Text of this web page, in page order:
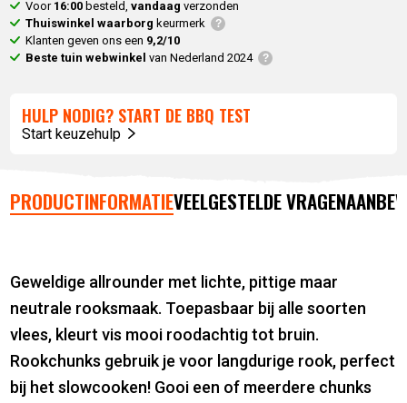
Voor 16:00 besteld,vandaag verzonden
Thuiswinkel waarborg keurmerk
Klanten geven ons een 9,2/10
Beste tuin webwinkel van Nederland 2024
HULP NODIG? START DE BBQ TEST
Start keuzehulp
PRODUCTINFORMATIEVEELGESTELDE VRAGEN
Geweldige allrounder met lichte, pittige maar
neutrale rooksmaak. Toepasbaar bij alle soorten
vlees, kleurt vis mooi roodachtig tot bruin.
Rookchunks gebruik je voor langdurige rook, perfect
bij het slowcooken! Gooi een of meerdere chunks